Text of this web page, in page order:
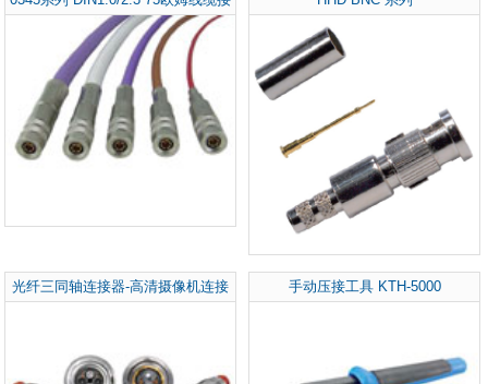
头
光纤三同轴连接器-高清摄像机连接
手动压接工具 KTH-5000